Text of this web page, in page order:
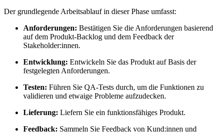
Der grundlegende Arbeitsablauf in dieser Phase umfasst:
Anforderungen: Bestätigen Sie die Anforderungen basierend
auf dem Produkt-Backlog und dem Feedback der
Stakeholder:innen.
Entwicklung: Entwickeln Sie das Produkt auf Basis der
festgelegten Anforderungen.
Testen: Führen Sie QA-Tests durch, um die Funktionen zu
validieren und etwaige Probleme aufzudecken.
Lieferung: Liefern Sie ein funktionsfähiges Produkt.
Feedback: Sammeln Sie Feedback von Kund:innen und